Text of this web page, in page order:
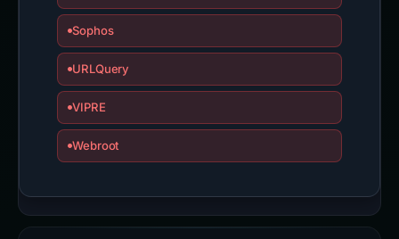
Sophos
URLQuery
VIPRE
Webroot